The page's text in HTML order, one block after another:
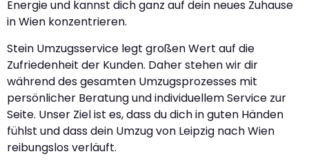
Energie und kannst dich ganz auf dein neues Zuhause
in Wien konzentrieren.
Stein Umzugsservice legt großen Wert auf die
Zufriedenheit der Kunden. Daher stehen wir dir
während des gesamten Umzugsprozesses mit
persönlicher Beratung und individuellem Service zur
Seite. Unser Ziel ist es, dass du dich in guten Händen
fühlst und dass dein Umzug von Leipzig nach Wien
reibungslos verläuft.